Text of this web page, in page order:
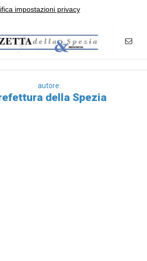
impostazioni privacy
autore:
della Spezia